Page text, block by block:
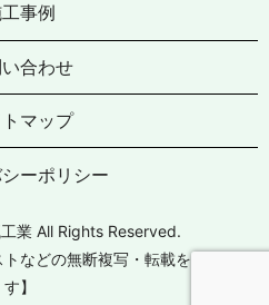
事例
合わせ
マップ
ーポリシー
業 All Rights Reserved.
などの無断複写・転載を禁じま
す】